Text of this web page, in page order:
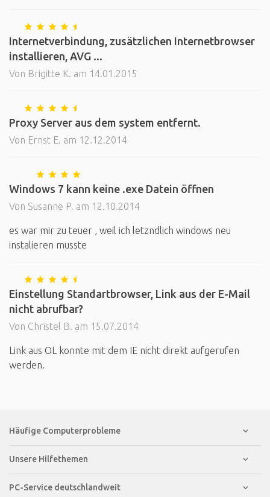
Internetverbindung, zusätzlichen Internetbrowser
installieren, AVG ...
Von Brigitte K. am 14.01.2015
Proxy Server aus dem system entfernt.
Von Ernst E. am 12.12.2014
Windows 7 kann keine .exe Datein öffnen
Von Susanne P. am 12.10.2014
es war mir zu teuer , weil ich letzndlich windows neu
instalieren musste
Einstellung Standartbrowser, Link aus der E-Mail
nicht abrufbar?
Von Christel B. am 15.07.2014
Link aus OL konnte mit dem IE nicht direkt aufgerufen
werden.
Häufige Computerprobleme
Unsere Hilfethemen
PC-Service deutschlandweit